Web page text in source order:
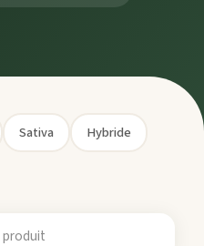
Sativa Hybride